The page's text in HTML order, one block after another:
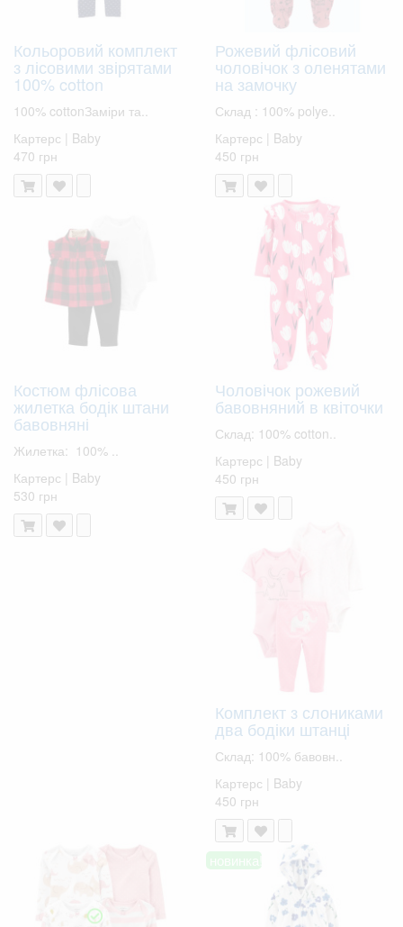
Кольоровий комплект
з лісовими звірятами
100% cotton
100% cottonЗаміри та..
Картерс | Baby
470 грн
Рожевий флісовий
чоловічок з оленятами
на замочку
Склад : 100% polye..
Картерс | Baby
450 грн
Костюм флісова
жилетка бодік штани
бавовняні
Жилетка: 100% ..
Картерс | Baby
530 грн
Чоловічок рожевий
бавовняний в квіточки
Склад: 100% cotton..
Картерс | Baby
450 грн
Комплект з слониками
два бодіки штанці
Склад: 100% бавовн..
Картерс | Baby
450 грн
новинка!